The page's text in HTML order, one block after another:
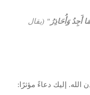
أَجِدُ وَأُحَاذِرُ" (يقال
الله. إليك دعاءً مؤثرًا: